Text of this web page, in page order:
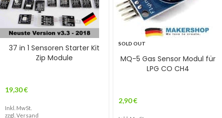
37 in 1 Sensoren Starter Kit
Zip Module
19,30€
Inkl. MwSt.
zzgl. Versand
SOLD OUT
MQ-5 Gas Sensor Modul für
LPG CO CH4
2,90€